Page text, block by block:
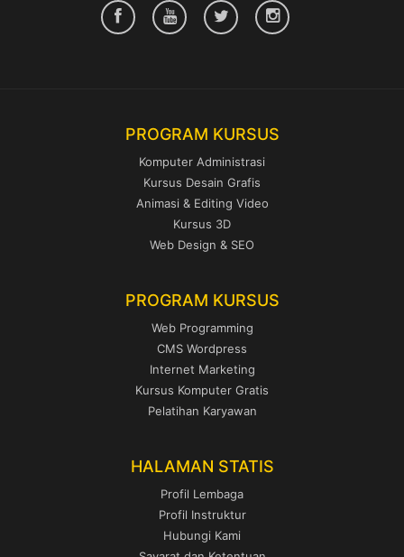
PROGRAM KURSUS
Komputer Administrasi
Kursus Desain Grafis
Animasi & Editing Video
Kursus 3D
Web Design & SEO
PROGRAM KURSUS
Web Programming
CMS Wordpress
Internet Marketing
Kursus Komputer Gratis
Pelatihan Karyawan
HALAMAN STATIS
Profil Lembaga
Profil Instruktur
Hubungi Kami